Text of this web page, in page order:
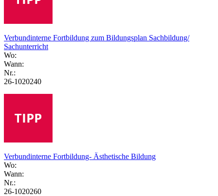
Verbundinterne Fortbildung zum Bildungsplan Sachbildung/
Sachunterricht
Wo:
Wann:
Nr.:
26-1020240
Verbundinterne Fortbildung- Ästhetische Bildung
Wo:
Wann:
Nr.:
26-1020260